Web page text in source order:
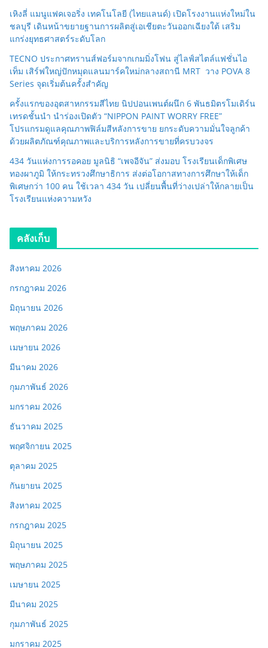
เหิงลี่ แมนูแฟคเจอริ่ง เทคโนโลยี (ไทยแลนด์) เปิดโรงงานแห่งใหม่ใน
ชลบุรี เดินหน้าขยายฐานการผลิตสู่เอเชียตะวันออกเฉียงใต้ เสริม
แกร่งยุทธศาสตร์ระดับโลก
TECNO ประกาศทรานส์ฟอร์มจากเกมมิ่งโฟน สู่ไลฟ์สไตล์แฟชั่นไอ
เท็ม เสิร์ฟใหญ่ปักหมุดแลนมาร์คใหม่กลางสถานี MRT วาง POVA 8
Series จุดเริ่มต้นครั้งสำคัญ
ครั้งแรกของอุตสาหกรรมสีไทย นิปปอนเพนต์ผนึก 6 พันธมิตรโมเดิร์น
เทรดชั้นนำ นำร่องเปิดตัว “NIPPON PAINT WORRY FREE”
โปรแกรมดูแลคุณภาพฟิล์มสีหลังการขาย ยกระดับความมั่นใจลูกค้า
ด้วยผลิตภัณฑ์คุณภาพและบริการหลังการขายที่ครบวงจร
434 วันแห่งการรอคอย มูลนิธิ “เพจอีจัน” ส่งมอบ โรงเรียนเด็กพิเศษ
ทองผาภูมิ ให้กระทรวงศึกษาธิการ ส่งต่อโอกาสทางการศึกษาให้เด็ก
พิเศษกว่า 100 คน ใช้เวลา 434 วัน เปลี่ยนพื้นที่ว่างเปล่าให้กลายเป็น
โรงเรียนแห่งความหวัง
คลังเก็บ
สิงหาคม 2026
กรกฎาคม 2026
มิถุนายน 2026
พฤษภาคม 2026
เมษายน 2026
มีนาคม 2026
กุมภาพันธ์ 2026
มกราคม 2026
ธันวาคม 2025
พฤศจิกายน 2025
ตุลาคม 2025
กันยายน 2025
สิงหาคม 2025
กรกฎาคม 2025
มิถุนายน 2025
พฤษภาคม 2025
เมษายน 2025
มีนาคม 2025
กุมภาพันธ์ 2025
มกราคม 2025